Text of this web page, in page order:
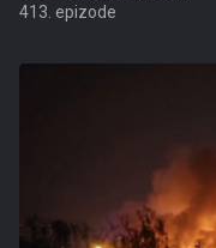
413. epizode